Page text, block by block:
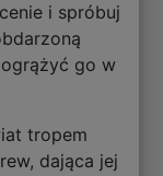
i spróbuj
go w
tropem
dająca jej